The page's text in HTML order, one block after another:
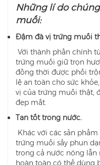
Những lí do
muối:
Đậm đà vị trứng muối
Với thành phần chính
trứng muối giữ trọn
đồng thời được phối
lệ an toàn cho sức
vị của trứng muối thật,
đẹp mắt.
Tan tốt trong nước.
Khác với các sản
trứng muối sấy phun
trong cả nước nóng lẫn
hoàn toàn có thể dùng